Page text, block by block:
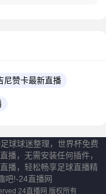
尼赞卡最新直播
球球迷整理，世界杯免费
播，无需安装任何插件，
播，轻松畅享足球直播精
吧!-24直播网
24直播网 版权所有